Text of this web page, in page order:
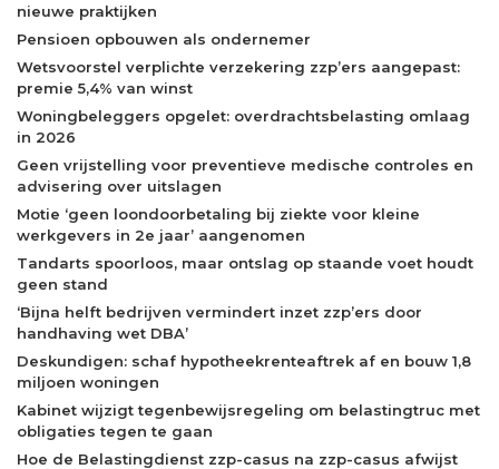
nieuwe praktijken
Pensioen opbouwen als ondernemer
Wetsvoorstel verplichte verzekering zzp’ers aangepast:
premie 5,4% van winst
Woningbeleggers opgelet: overdrachtsbelasting omlaag
in 2026
Geen vrijstelling voor preventieve medische controles en
advisering over uitslagen
Motie ‘geen loondoorbetaling bij ziekte voor kleine
werkgevers in 2e jaar’ aangenomen
Tandarts spoorloos, maar ontslag op staande voet houdt
geen stand
‘Bijna helft bedrijven vermindert inzet zzp’ers door
handhaving wet DBA’
Deskundigen: schaf hypotheekrenteaftrek af en bouw 1,8
miljoen woningen
Kabinet wijzigt tegenbewijsregeling om belastingtruc met
obligaties tegen te gaan
Hoe de Belastingdienst zzp-casus na zzp-casus afwijst